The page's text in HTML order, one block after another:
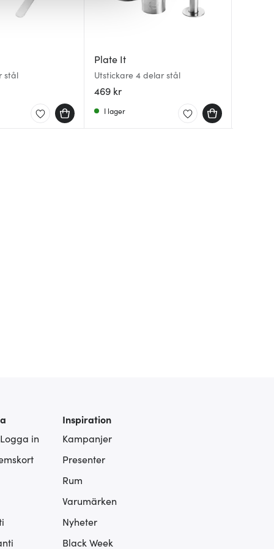
stål
Plate It
Utstickare 4 delar stål
469 kr
I lager
in
Inspiration
Kampanjer
Presenter
Rum
Varumärken
Nyheter
Black Week